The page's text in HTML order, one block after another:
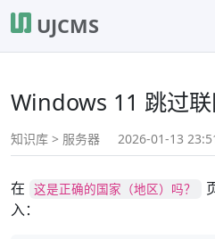
UJCMS
Windows 11 跳过
知识库 > 服务器 2026-01-13
在 这是正确的国家（地区）吗？
入：